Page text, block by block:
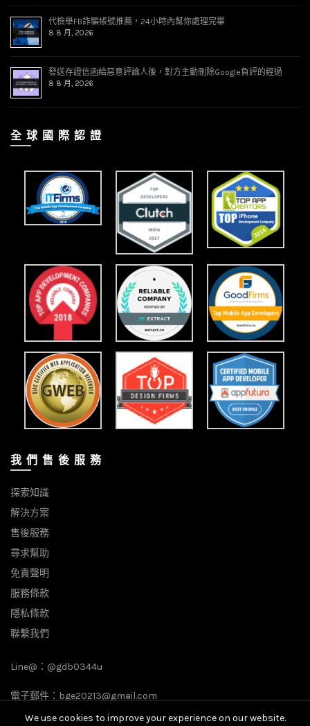
代檢舉FB詐騙帳號推薦，24小時內幫你處理完畢
8 8 月, 2026
發送存證信函給惡意評論人後，對方主動刪除Google負評的經過
8 8 月, 2026
全 球 國 際 認 證
我 們 售 後 服 務
探索知識
解決方案
售後服務
尋求幫助
免責聲明
服務條款
隱私條款
聯繫我們
Line@： @gdb0344u
電子郵件： bge20213@gmail.com
We use cookies to improve your experience on our website.